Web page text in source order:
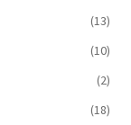
(13)
(10)
(2)
(18)